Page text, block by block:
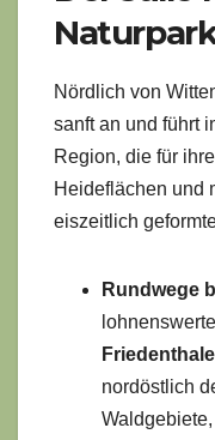
Nördlich von
sanft an und führt
Region, die für
Heideflächen und
eiszeitlich
Rundwege
nordöstlich